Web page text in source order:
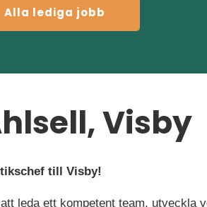
Alla lediga jobb
Visby
till Visby!
leda ett kompetent team, utveckla